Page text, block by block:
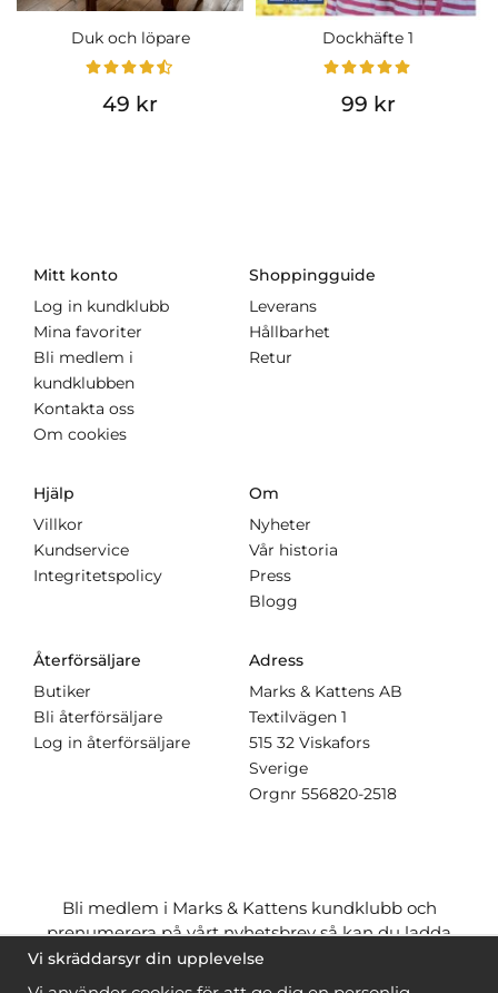
Duk och löpare
49 kr
Dockhäfte 1
99 kr
Mitt konto
Log in kundklubb
Mina favoriter
Bli medlem i
kundklubben
Kontakta oss
Om cookies
Shoppingguide
Leverans
Hållbarhet
Retur
Hjälp
Villkor
Kundservice
Integritetspolicy
Om
Nyheter
Vår historia
Press
Blogg
Återförsäljare
Butiker
Bli återförsäljare
Log in återförsäljare
Adress
Marks & Kattens AB
Textilvägen 1
515 32 Viskafors
Sverige
Orgnr 556820-2518
Bli medlem i Marks & Kattens kundklubb och
prenumerera på vårt nyhetsbrev så kan du ladda
ner många mönstergratisoch få många
när du handlar garn till mönstret. Du ser vilka som
Vi skräddarsyr din upplevelse